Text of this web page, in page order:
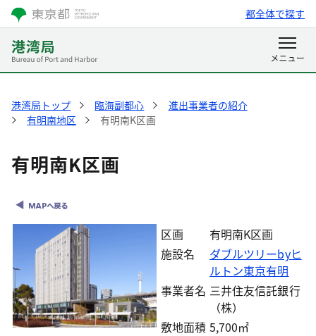
都全体で探す
港湾局トップ 臨海副都心
進出事業者の紹介
有明南地区
有明南K区画
有明南K区画
区画
有明南K区画
施設名
ダブルツリーbyヒ
ルトン東京有明
事業者名 三井住友信託銀行
（株）
敷地面積 5,700㎡